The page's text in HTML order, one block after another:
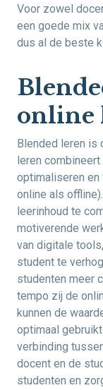
Voor zowel
een goede mix
dus al de beste
online
Blended leren is
leren
optimaliseren en
online als
leerinhoud te
motiverende
van digitale
student te
studenten meer
tempo zij de
kunnen de
optimaal
verbinding
docent en de
studenten en